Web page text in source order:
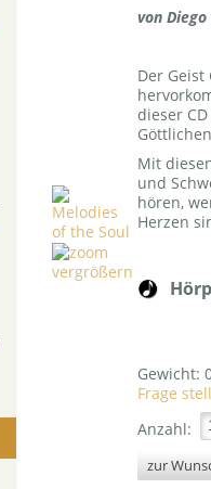
vergrößern
von
Der
dieser
Mit
und
hören,
Herzen
Gewicht:
Frage
Anzahl: